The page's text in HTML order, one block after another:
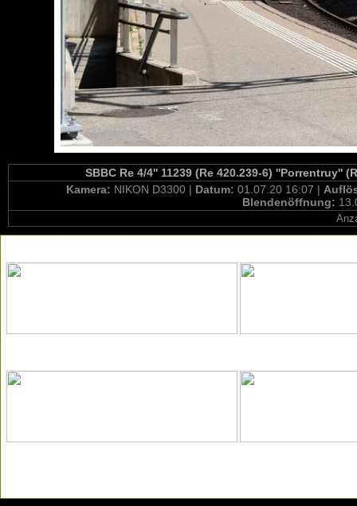
SBBC Re 4/4'' 11239 (Re 420.239-6) ''Porrentruy''
Kamera: NIKON D3300 | Datum: 01.07.20 16:07 |
Blendenöffnung: